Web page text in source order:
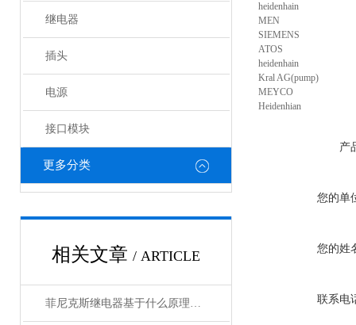
继电器
插头
电源
接口模块
更多分类
相关文章 / ARTICLE
菲尼克斯继电器基于什么原理工作？
heidenhain
MEN
SIEMENS
ATOS
heidenhain
Kral AG(pump)
MEYCO
Heidenhian
产
您的单
您的姓
联系电